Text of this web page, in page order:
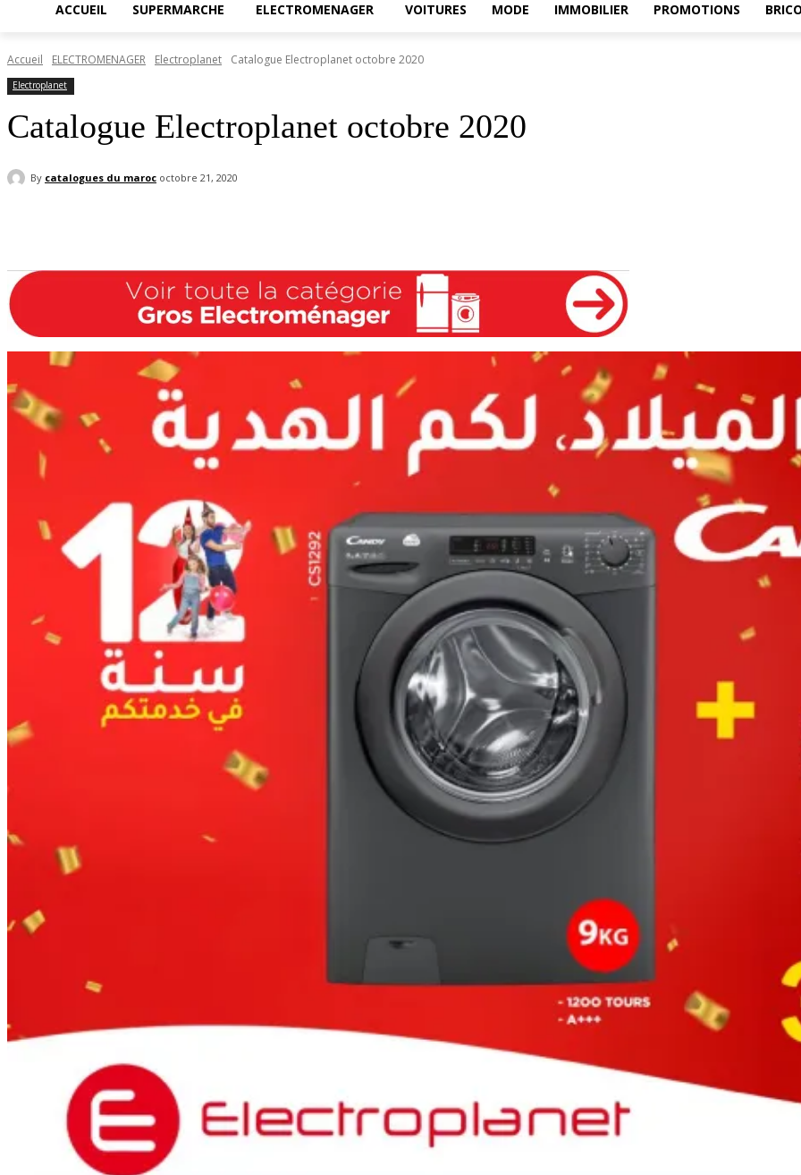
ACCUEIL SUPERMARCHE ELECTROMENAGER VOITURES MODE IMMOBILIER PROMOTIONS
Accueil ELECTROMENAGER Electroplanet Catalogue Electroplanet octobre 2020
Electroplanet
Catalogue Electroplanet octobre 2020
By catalogues du maroc octobre 21, 2020